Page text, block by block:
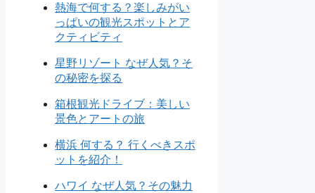
熱海で何する？楽しみがい
っぱいの観光スポットとア
クティビティ
星野リゾート なぜ人気？そ
の秘密を探る
箱根観光ドライブ：美しい
景色とアートの旅
横浜 何する？ 行くべきスポ
ットを紹介！
ハワイ なぜ人気？その魅力